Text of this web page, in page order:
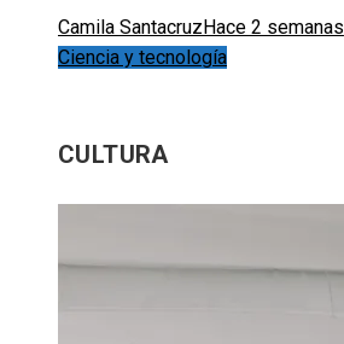
Camila SantacruzHace 2 semanas
Ciencia y tecnología
CULTURA